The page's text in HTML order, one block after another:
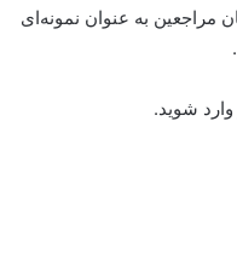
مراجعین به عنوان نمونه‌ای
وارد شوید.